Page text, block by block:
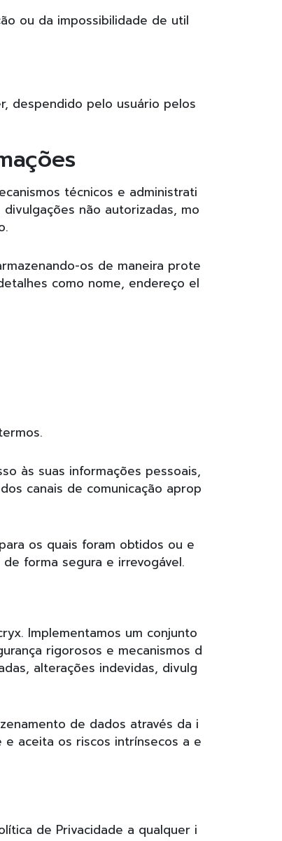
ou da impossibilidade de util
despendido pelo usuário pelos
técnicos e administrati
não autorizadas, mo
os de maneira prote
como nome, endereço el
às suas informações pessoais,
canais de comunicação aprop
os quais foram obtidos ou e
forma segura e irrevogável.
Implementamos um conjunto
rigorosos e mecanismos d
alterações indevidas, divulg
de dados através da i
aceita os riscos intrínsecos a e
de Privacidade a qualquer i